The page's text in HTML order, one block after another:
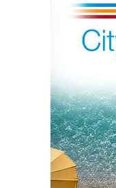
kipovima u
osamnaest mjeseci
Biogradu na Moru.
najprometnijih
Pašmana kojim
dvije tisuće plovila.
i prolaznicima koji
svjedočanstvo
projekt župe
drugi dobročinitelji i